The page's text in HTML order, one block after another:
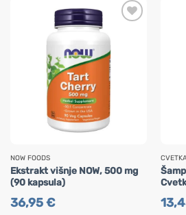
NOW FOODS
Ekstrakt višnje NOW, 500 mg
(90 kapsula)
36,95€